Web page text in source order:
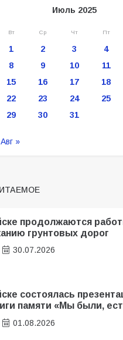
Июль 2025
Вт Ср Чт Пт
1 2 3 4
8 9 10 11
15 16 17 18
22 23 24 25
29 30 31
Авг »
продолжаются
грунтовых дорог
30.07.2026
состоялась
памяти «Мы были,
01.08.2026